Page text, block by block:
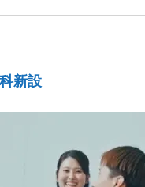
新設